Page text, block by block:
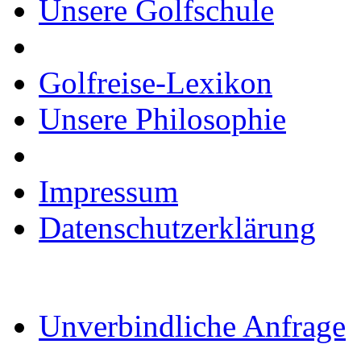
Unsere Golfschule
Golfreise-Lexikon
Unsere Philosophie
Impressum
Datenschutzerklärung
Unverbindliche Anfrage